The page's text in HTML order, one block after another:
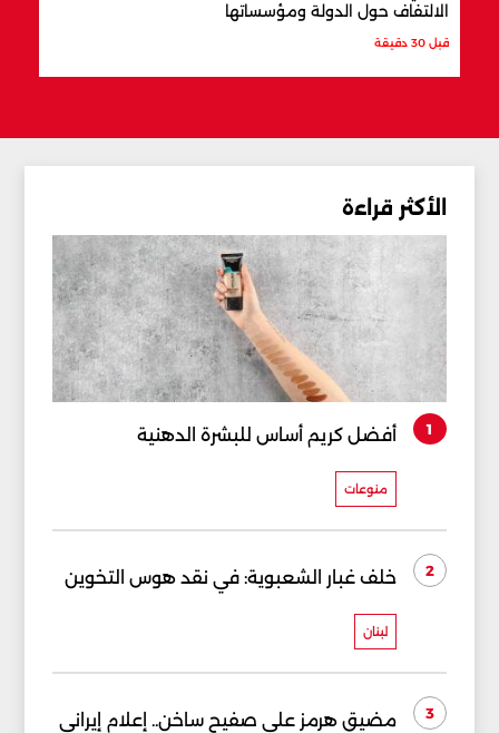
الالتفاف حول الدولة ومؤسساتها
قبل 30 دقيقة
الأكثر قراءة
1 أفضل كريم أساس للبشرة الدهنية
منوعات
2 خلف غبار الشعبوية: في نقد هوس التخوين
لبنان
3
مضيق هرمز على صفيح ساخن.. إعلام إيراني